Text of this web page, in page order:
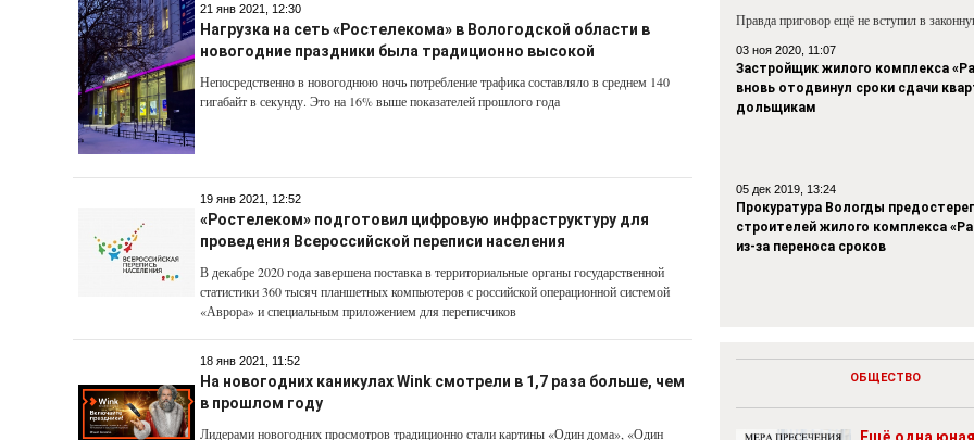
21 янв 2021, 12:30
Нагрузка на сеть «Ростелекома» в Вологодской области в
новогодние праздники была традиционно высокой
Непосредственно в новогоднюю ночь потребление трафика составляло в среднем 140
гигабайт в секунду. Это на 16% выше показателей прошлого года
19 янв 2021, 12:52
«Ростелеком» подготовил цифровую инфраструктуру для
проведения Всероссийской переписи населения
В декабре 2020 года завершена поставка в территориальные органы государственной
статистики 360 тысяч планшетных компьютеров с российской операционной системой
«Аврора» и специальным приложением для переписчиков
18 янв 2021, 11:52
На новогодних каникулах Wink смотрели в 1,7 раза больше, чем
в прошлом году
Лидерами новогодних просмотров традиционно стали картины «Один дома», «Один
Правда приговор ещё не вступил в
03 ноя 2020, 11:07
Застройщик жилого комплекса
вновь отодвинул сроки сдачи
дольщикам
05 дек 2019, 13:24
Прокуратура Вологды
строителей жилого комплекса
из-за переноса сроков
ОБЩЕСТВО